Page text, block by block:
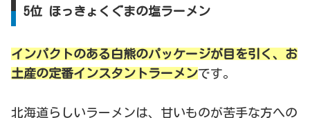
5位 ほっきょくぐまの塩ラーメン
インパクトのある白熊のパッケージが目を引く、お
土産の定番インスタントラーメンです。
北海道らしいラーメンは、甘いものが苦手な方への